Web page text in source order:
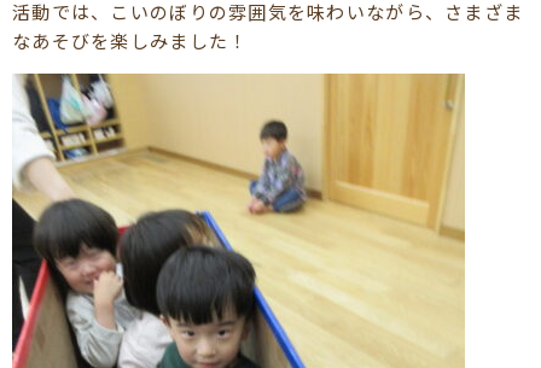
活動では、こいのぼりの雰囲気を味わいながら、さまざま
なあそびを楽しみました！